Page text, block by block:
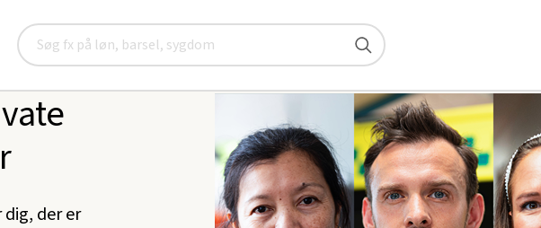
Søg
OK26 Forlig: Private daginstitutioner
der er